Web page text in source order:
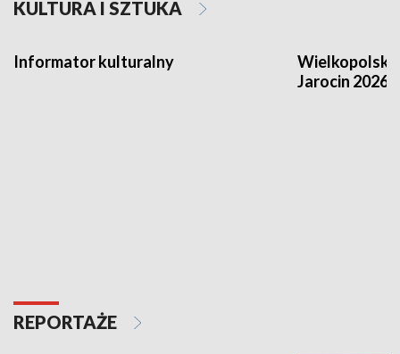
KULTURA I SZTUKA
Informator kulturalny
Jarocin 2026
REPORTAŻE